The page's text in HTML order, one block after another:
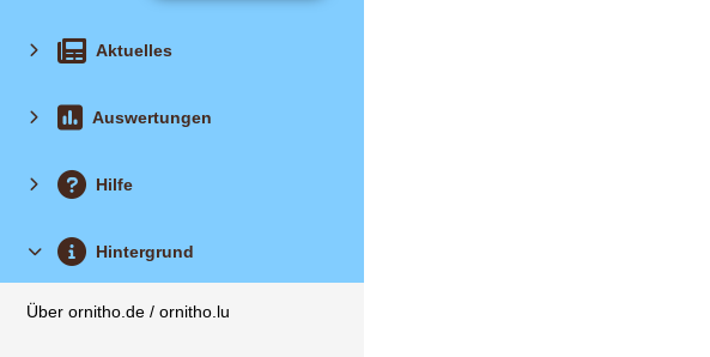
Aktuelles
Auswertungen
Hilfe
Hintergrund
Über ornitho.de / ornitho.lu